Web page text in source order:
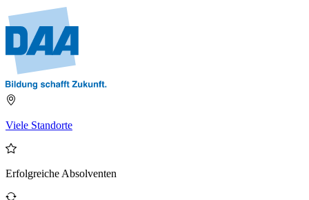
Viele Standorte
Erfolgreiche Absolventen